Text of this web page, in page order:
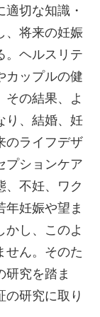
切な知識・
、将来の妊娠
。ヘルスリテ
カップルの健
その結果、よ
り、結婚、妊
のライフデザ
プションケア
、不妊、ワク
年妊娠や望ま
かし、このよ
せん。そのた
研究を踏ま
の研究に取り